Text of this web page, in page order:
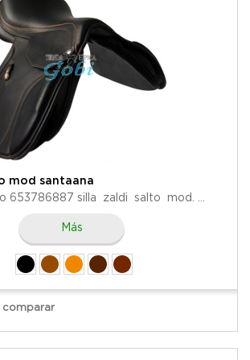
mod santaana
653786887 silla zaldi salto mod. ...
Más
comparar